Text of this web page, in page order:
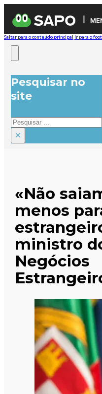
Saltar para o conteúdo principal Ir para o
Pesquisar no
site
Pesquisar
×
«Não
menos
ministro
Negócios